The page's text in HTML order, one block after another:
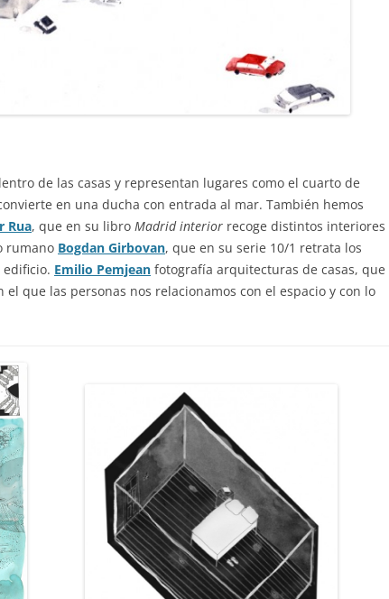
de las casas y representan lugares como el cuarto de
en una ducha con entrada al mar. También hemos
Rua, que en su libro Madrid interior recoge distintos interiores
rumano Bogdan Girbovan, que en su serie 10/1 retrata los
Emilio Pemjean fotografía arquitecturas de casas, que
que las personas nos relacionamos con el espacio y con lo